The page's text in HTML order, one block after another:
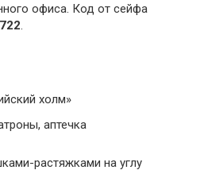
офиса. Код от сейфа
холм»
аптечка
растяжками на углу